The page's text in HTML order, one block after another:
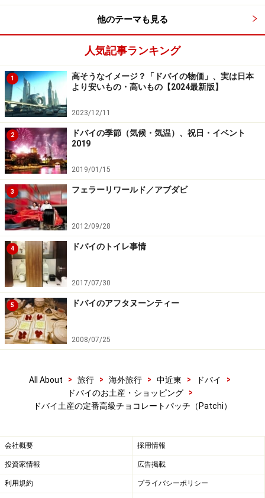
シュガーレスのチョコレートは肥満大国UAEで静かなるブー
また、シュガーレスの『No Added Sugar Line』ラインが
人気。静かなるブームの背景には、健康志向な人々の増
加とドバイをはじめ近隣諸国のアラブ人の肥満や糖尿病
患者の増加にあると言えそうです。実際には、人工甘味
料のマルチトースを使って味付けされているのでビター
なチョコレートを食べている感覚はないです。虫歯にも
なりにくいと評判ですので、お子様へのお土産にも適し
ているかもしれませんね。パープルのパッケージが目印
です！
やってみたいパッチならではの大人買い
ウェディングや出産祝いなど、お祝いの席でのパッチギフト
が人気です
パッチのブティックでは、日本人のラッピングの感覚と
ば、食器やバスケットにチョコレートを並べ、見えない
部分にセロハンテープで固定し、豪華に見せる方法（日
本では、商品に直接セロハンテープをつけるなどはしな
見せる手法など。真似したいラッピングが沢山ありま
す。
豊富な種類と程よい甘みのチョコレート、そしてラッピ
他のテーマも見る
人気記事ランキング
1
高そうなイメージ？「ドバイの物価」、実は日本
より安いもの・高いもの【2024最新版】
2023/12/11
2
ドバイの季節（気候・気温）、祝日・イベント
2019
2019/01/15
3 フェラーリワールド／アブダビ
2012/09/28
4 ドバイのトイレ事情
2017/07/30
5 ドバイのアフタヌーンティー
2008/07/25
All About > 旅行 > 海外旅行 > 中近東 > ドバイ
>
ドバイのお土産・ショッピング
>
ドバイ土産の定番高級チョコレートパッチ（Patchi）
会社概要 採用情報
投資家情報 広告掲載
利用規約 プライバシーポリシー